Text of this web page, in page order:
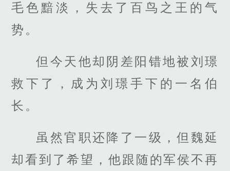
毛色黯淡，失去了百鸟之王的气
势。
但今天他却阴差阳错地被刘璟
救下了，成为刘璟手下的一名伯
长。
虽然官职还降了一级，但魏延
却看到了希望，他跟随的军侯不再